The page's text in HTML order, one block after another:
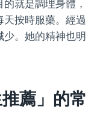
就是調理身體，
按時服藥。經過
。她的精神也明
薦」的常